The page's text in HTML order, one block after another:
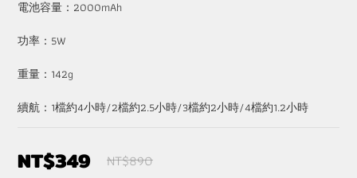
電池容量：2000mAh
功率：5W
重量：142g
續航：1檔約4小時/2檔約2.5小時/3檔約2小時/4檔約1.2小時
NT$349 NT$890